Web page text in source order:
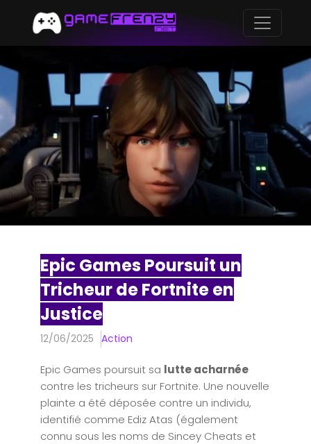
Epic Games Poursuit un
Tricheur de Fortnite en
Justice
12/06/2025 Action
Epic Games poursuit sa lutte acharnée
contre les tricheurs sur Fortnite. Une nouvelle
plainte a été déposée contre un individu,
identifié comme Ediz Atas (également
connu sous les noms de Sincey Cheats et